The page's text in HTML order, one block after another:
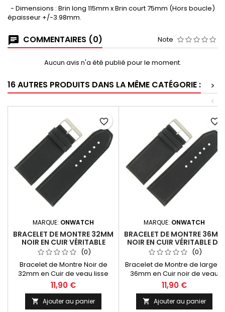
- Dimensions : Brin long 115mm x Brin court 75mm (Hors boucle)
épaisseur +/-3.98mm.
COMMENTAIRES (0) Note
Aucun avis n'a été publié pour le moment.
16 AUTRES PRODUITS DANS LA MÊME CATÉGORIE :
>
<
MARQUE: ONWATCH
BRACELET DE MONTRE 32MM
NOIR EN CUIR VÉRITABLE
FABRICATION ARTISANALE
(0)
Bracelet de Montre Noir de
32mm en Cuir de veau lisse
pleine fleur Valencia.
Fabrication Artisanale
Européenne.
11,90 €
 Ajouter au panier
favorite_border
MARQUE: ONWATCH
BRACELET DE MONTRE 36MM
NOIR EN CUIR VÉRITABLE DE
FABRICATION ARTISANALE
(0)
Bracelet de Montre de largeur
36mm en Cuir noir de veau
lisse pleine fleur Valencia.
Fabrication Artisanale
Européenne.
11,90 €
 Ajouter au panier
favorite_border